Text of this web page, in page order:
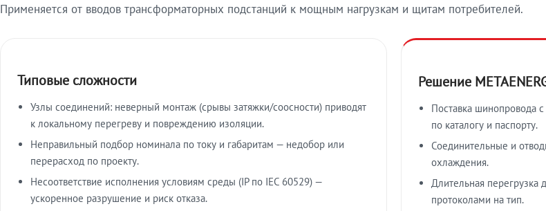
Применяется от вводов трансформаторных подстанций к мощным нагрузкам и щитам потребителей.
Типовые сложности
Узлы соединений: неверный монтаж (срывы затяжки/соосности) приводят
к локальному перегреву и повреждению изоляции.
Неправильный подбор номинала по току и габаритам — недобор или
перерасход по проекту.
Несоответствие исполнения условиям среды (IP по IEC 60529) —
ускоренное разрушение и риск отказа.
Решение
Поставка шинопровода
по каталогу и паспорту.
Соединительные и
охлаждения.
Длительная перегрузка
протоколами на тип.